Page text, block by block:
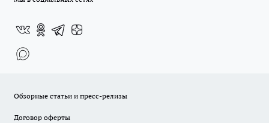
Обзорные статьи и пресс-релизы
Договор оферты